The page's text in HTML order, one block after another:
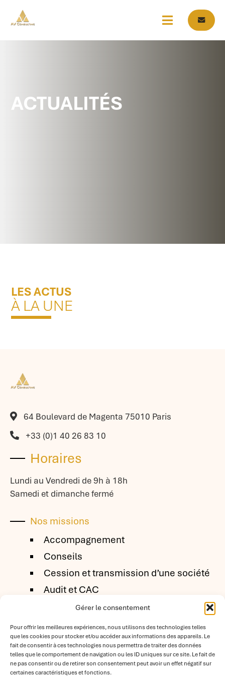
Gérer le consentement
Pour offrir les meilleures expériences, nous utilisons des technologies telles
que les cookies pour stocker et/ou accéder aux informations des appareils. Le
fait de consentir à ces technologies nous permettra de traiter des données
telles que le comportement de navigation ou les ID uniques sur ce site. Le fait de
ne pas consentir ou de retirer son consentement peut avoir un effet négatif sur
certaines caractéristiques et fonctions.
ACTUALITÉS
LES ACTUS
À LA UNE
64 Boulevard de Magenta 75010 Paris
+33 (0)1 40 26 83 10
Horaires
Lundi au Vendredi de 9h à 18h
Samedi et dimanche fermé
Nos missions
Accompagnement
Conseils
Cession et transmission d’une société
Audit et CAC
Particuliers
Création d’entreprise
Nos client
TPE / PME